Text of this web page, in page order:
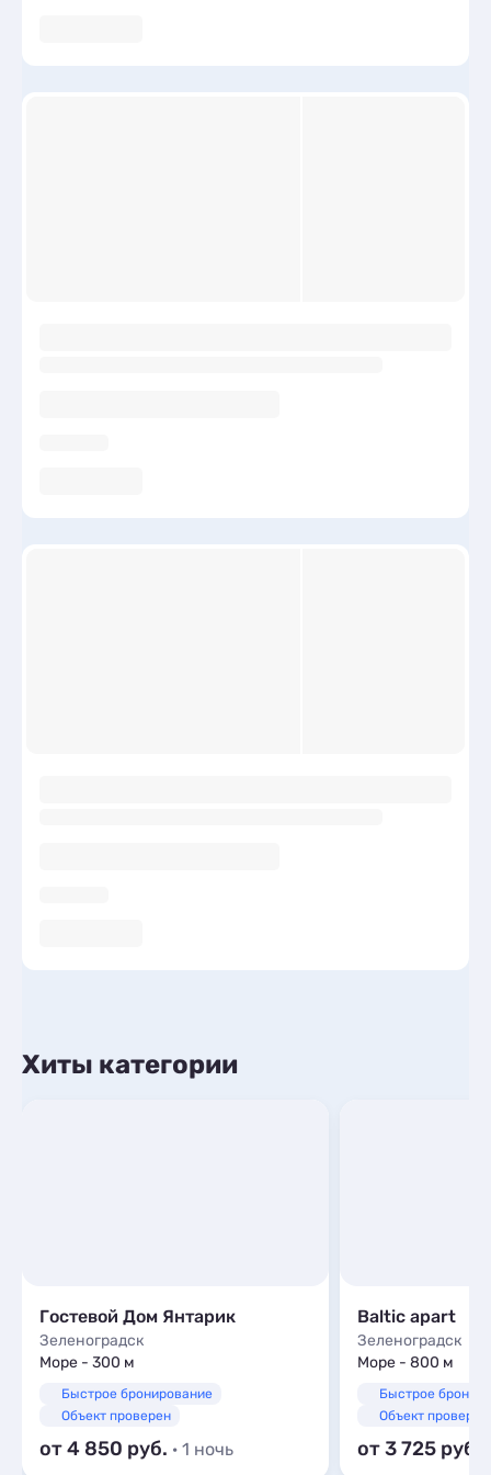
Хиты категории
Гостевой Дом Янтарик
Зеленоградск
Море - 300 м
Быстрое бронирование
Объект проверен
от 4 850 · 1 ночь
Baltic apart
Зеленоградск
Море - 800 м
Быстрое
Объект проверен
от 3 725